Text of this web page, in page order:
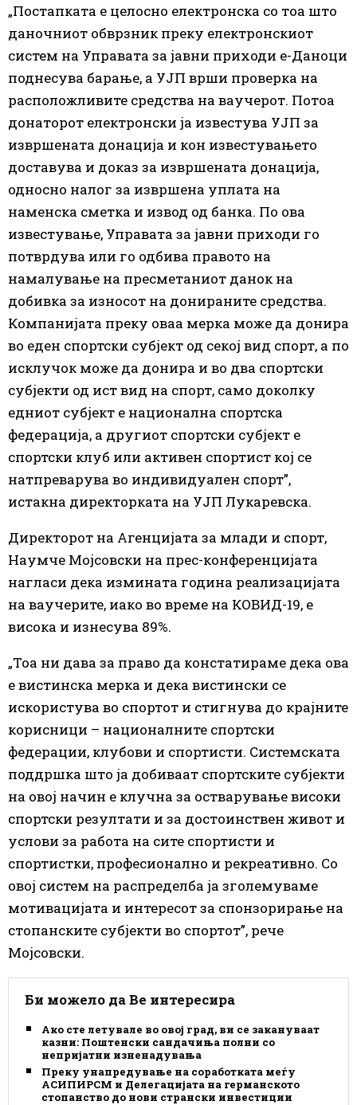
„Постапката е целосно електронска со тоа што
даночниот обврзник преку електронскиот
систем на Управата за јавни приходи е-Даноци
поднесува барање, а УЈП врши проверка на
расположливите средства на ваучерот. Потоа
донаторот електронски ја известува УЈП за
извршената донација и кон известувањето
доставува и доказ за извршената донација,
односно налог за извршена уплата на
наменска сметка и извод од банка. По ова
известување, Управата за јавни приходи го
потврдува или го одбива правото на
намалување на пресметаниот данок на
добивка за износот на донираните средства.
Компанијата преку оваа мерка може да донира
во еден спортски субјект од секој вид спорт, а по
исклучок може да донира и во два спортски
субјекти од ист вид на спорт, само доколку
едниот субјект е националнa спортскa
федерациja, a другиот спортски субјект е
спортски клуб или активен спортист кој се
натпреварува во индивидуален спорт”,
истакна директорката на УЈП Лукаревска.
Директорот на Агенцијата за млади и спорт,
Наумче Мојсовски на прес-конференцијата
нагласи дека измината година реализацијата
на ваучерите, иако во време на КОВИД-19, е
висока и изнесува 89%.
„Тоа ни дава за право да констатираме дека ова
е вистинска мерка и дека вистински се
искористува во спортот и стигнува до крајните
корисници – националните спортски
федерации, клубови и спортисти. Системската
поддршка што ја добиваат спортските субјекти
на овој начин е клучна за остварување високи
спортски резултати и за достоинствен живот и
услови за работа на сите спортисти и
спортистки, професионално и рекреативно. Со
овој систем на распределба ја зголемуваме
мотивацијата и интересот за спонзорирање на
стопанските субјекти во спортот”, рече
Мојсовски.
Би можело да Ве интересира
Ако сте летувале во овој град, ви се закануваат
казни: Поштенски сандачиња полни со
непријатни изненадувања
Преку унапредување на соработката меѓу
АСИПИРСМ и Делегацијата на германското
стопанство до нови странски инвестиции